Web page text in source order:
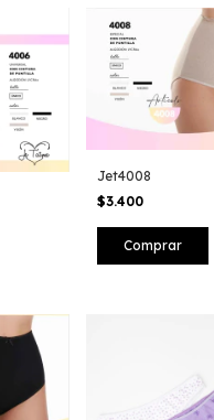
Jet4008
$3.400
Comprar